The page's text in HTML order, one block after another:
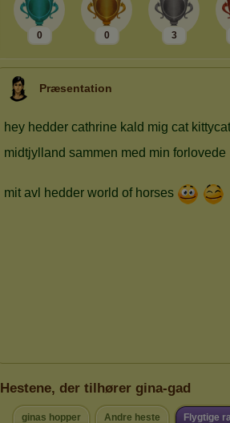
0 0 3
Præsentation
Hestene, der tilhører gina-gad
ginas hopper Andre heste Flygtige